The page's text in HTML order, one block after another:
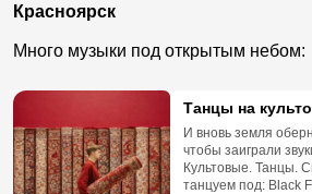
Красноярск
Много музыки под открытым небом:
Танцы на
И вновь земля
чтобы заиграли звуки рока.
Культовые. Танцы. Снова! В
танцуем под: Black Foliage